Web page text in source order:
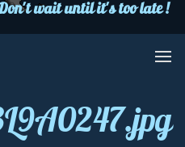
wait until it's too late !